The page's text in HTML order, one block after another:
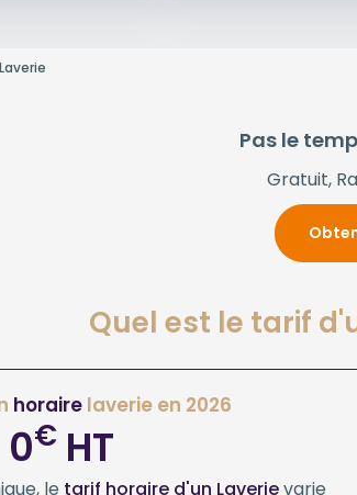
Pas le
Gratuit,
Quel est le tarif
horairelaverie en 2026
0€ HT
le tarif horaire d'un Laverievarie